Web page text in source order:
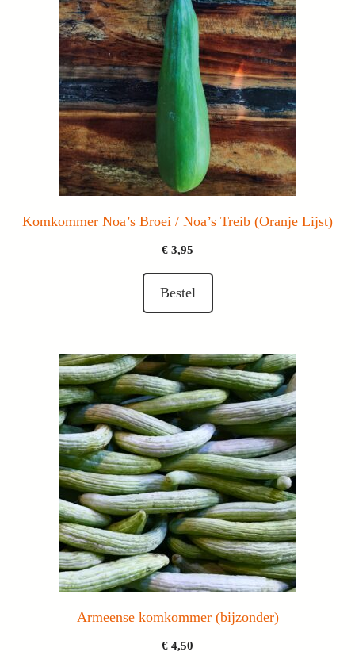
Komkommer Noa’s Broei / Noa’s Treib (Oranje Lijst)
€ 3,95
Bestel
Armeense komkommer (bijzonder)
€ 4,50